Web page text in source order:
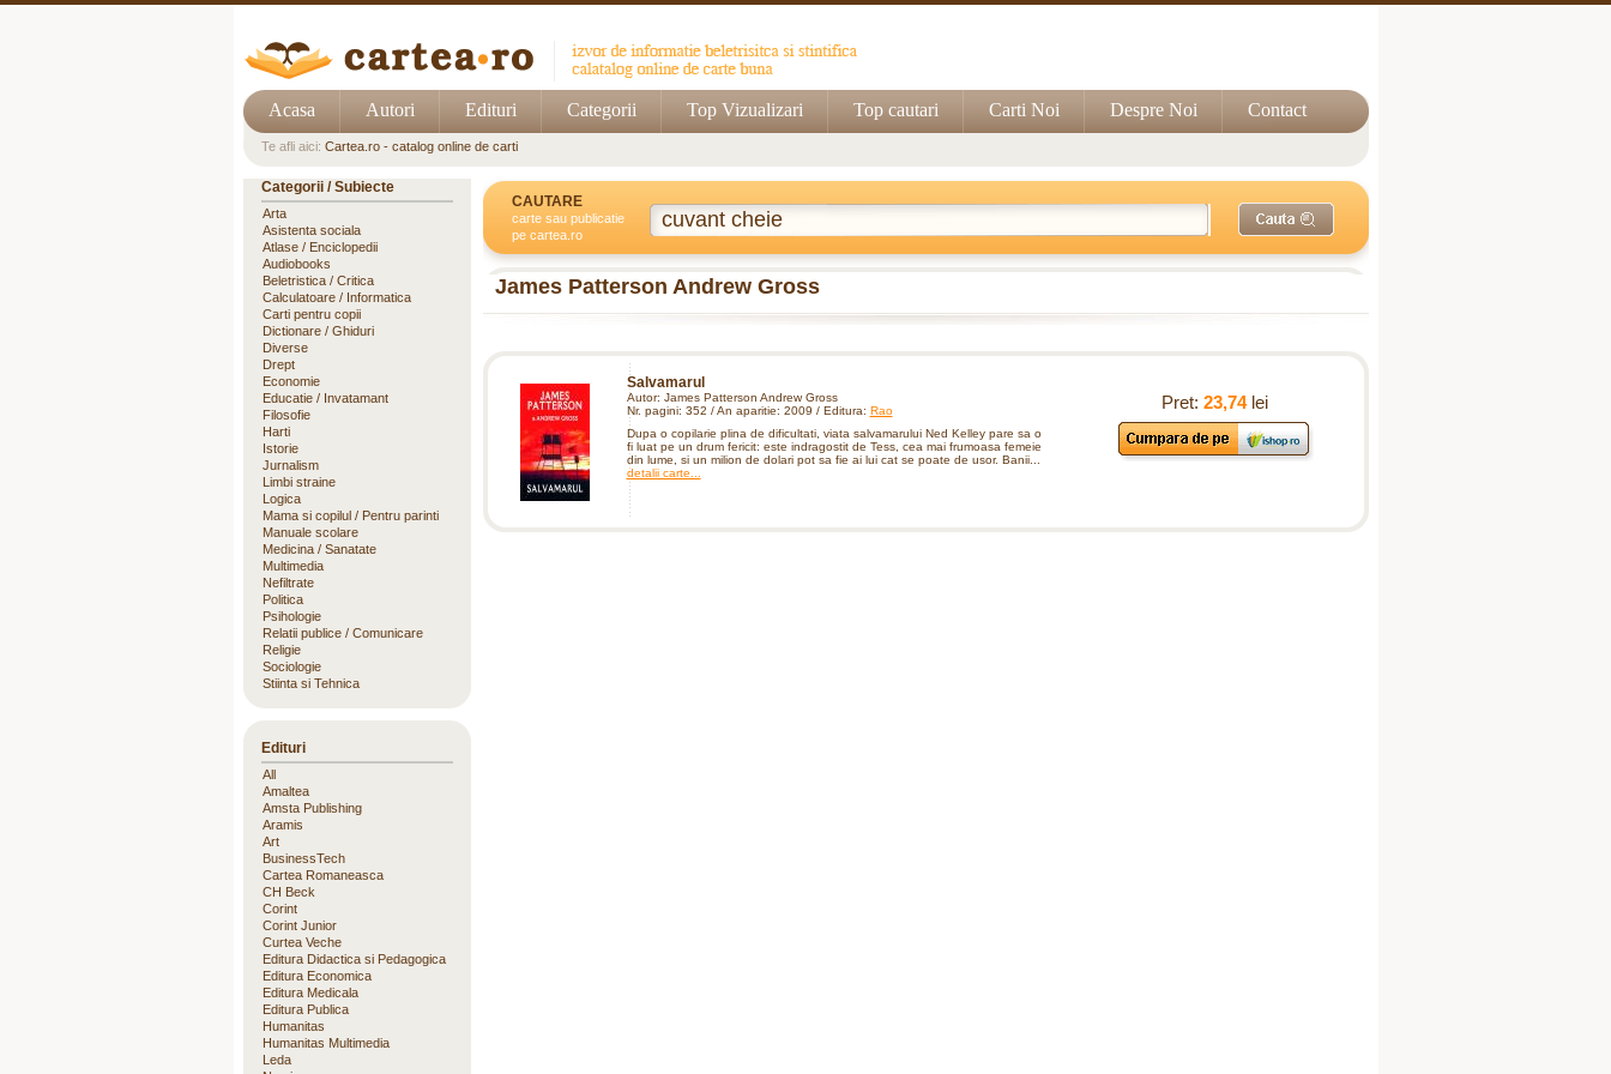
Acasa Autori Edituri Categorii Top Vizualizari Top cautari Carti Noi Despre Noi Contact
Te afli aici: Cartea.ro - catalog online de carti
CAUTARE
carte sau publicatie
pe cartea.ro
James Patterson Andrew Gross
Salvamarul
Autor: James Patterson Andrew Gross
Nr. pagini: 352 / An aparitie: 2009 / Editura: Rao
Dupa o copilarie plina de dificultati, viata salvamarului Ned Kelley pare sa o
fi luat pe un drum fericit: este indragostit de Tess, cea mai frumoasa femeie
din lume, si un milion de dolari pot sa fie ai lui cat se poate de usor. Banii...
detalii carte...
Pret: 23,74lei
Categorii / Subiecte
Arta
Asistenta sociala
Atlase / Enciclopedii
Audiobooks
Beletristica / Critica
Calculatoare / Informatica
Carti pentru copii
Dictionare / Ghiduri
Diverse
Drept
Economie
Educatie / Invatamant
Filosofie
Harti
Istorie
Jurnalism
Limbi straine
Logica
Mama si copilul / Pentru parinti
Manuale scolare
Medicina / Sanatate
Multimedia
Nefiltrate
Politica
Psihologie
Relatii publice / Comunicare
Religie
Sociologie
Stiinta si Tehnica
Edituri
All
Amaltea
Amsta Publishing
Aramis
Art
BusinessTech
Cartea Romaneasca
CH Beck
Corint
Corint Junior
Curtea Veche
Editura Didactica si Pedagogica
Editura Economica
Editura Medicala
Editura Publica
Humanitas
Humanitas Multimedia
Leda